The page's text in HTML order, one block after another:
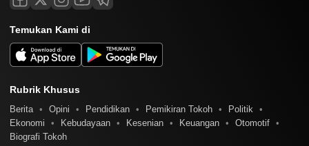
Temukan Kami di
Rubrik Khusus
Berita Opini Pendidikan Pemikiran Tokoh
Politik
Ekonomi
Kebudayaan Kesenian Keuangan
Otomotif
Biografi Tokoh